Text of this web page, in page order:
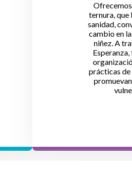
ternura, que
sanidad,
cambio en
niñez. A
prácticas de